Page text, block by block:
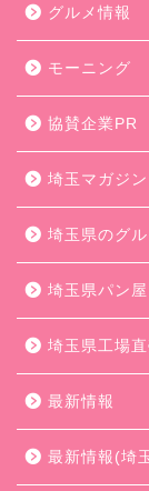
グルメ情報
モーニング
協賛企業PR
埼玉マガジ
埼玉県のグ
埼玉県パン
埼玉県工場
最新情報
最新情報(埼